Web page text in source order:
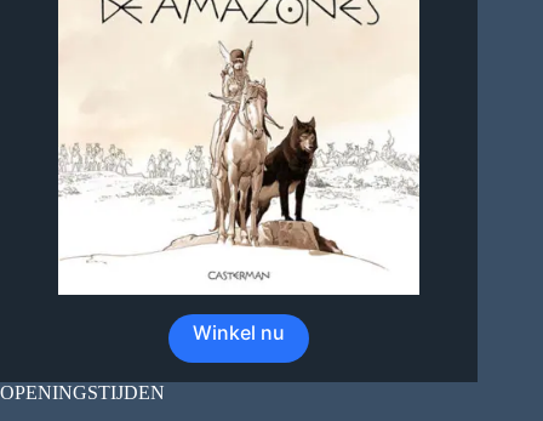
Winkel nu
OPENINGSTIJDEN